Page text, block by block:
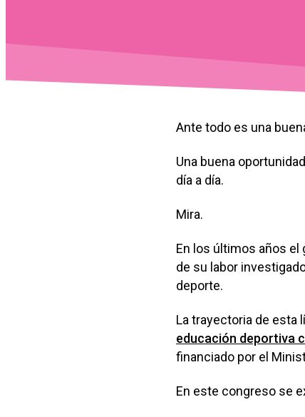
Ante todo es una
Una buena
día a día.
Mira.
En los últimos años el
de su labor
deporte.
La trayectoria de esta
educación deportiva
financiado por el
En este congreso se